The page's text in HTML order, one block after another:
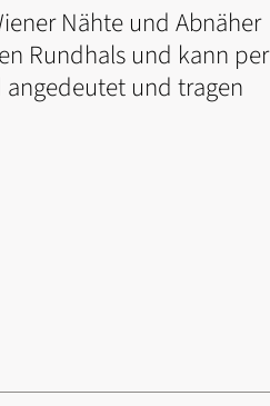
Nähte und Abnäher
Rundhals und kann per
angedeutet und tragen